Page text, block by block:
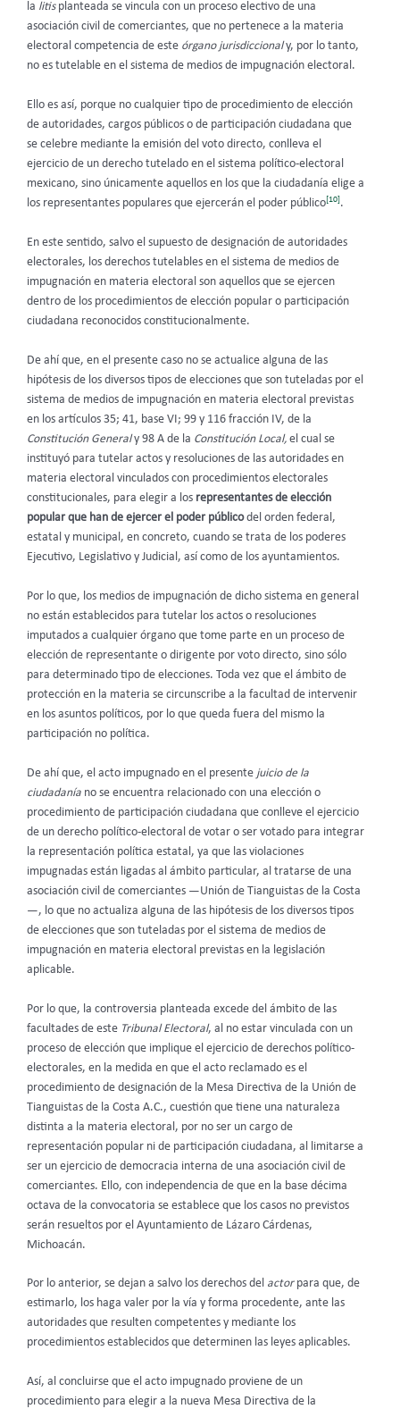
la litisplanteada se vincula con un proceso electivo de una
asociación civil de comerciantes, que no pertenece a la materia
electoral competencia de este órgano jurisdiccionaly, por lo tanto,
no es tutelable en el sistema de medios de impugnación electoral.
Ello es así, porque no cualquier tipo de procedimiento de elección
de autoridades, cargos públicos o de participación ciudadana que
se celebre mediante la emisión del voto directo, conlleva el
ejercicio de un derecho tutelado en el sistema político-electoral
mexicano, sino únicamente aquellos en los que la ciudadanía elige a
los representantes populares que ejercerán el poder público[10].
En este sentido, salvo el supuesto de designación de autoridades
electorales, los derechos tutelables en el sistema de medios de
impugnación en materia electoral son aquellos que se ejercen
dentro de los procedimientos de elección popular o participación
ciudadana reconocidos constitucionalmente.
De ahí que, en el presente caso no se actualice alguna de las
hipótesis de los diversos tipos de elecciones que son tuteladas por el
sistema de medios de impugnación en materia electoral previstas
en los artículos 35; 41, base VI; 99 y 116 fracción IV, de la
Constitución Generaly 98 A de la Constitución Local, el cual se
instituyó para tutelar actos y resoluciones de las autoridades en
materia electoral vinculados con procedimientos electorales
constitucionales, para elegir a los representantes de elección
popular que han de ejercer el poder públicodel orden federal,
estatal y municipal, en concreto, cuando se trata de los poderes
Ejecutivo, Legislativo y Judicial, así como de los ayuntamientos.
Por lo que, los medios de impugnación de dicho sistema en general
no están establecidos para tutelar los actos o resoluciones
imputados a cualquier órgano que tome parte en un proceso de
elección de representante o dirigente por voto directo, sino sólo
para determinado tipo de elecciones. Toda vez que el ámbito de
protección en la materia se circunscribe a la facultad de intervenir
en los asuntos políticos, por lo que queda fuera del mismo la
participación no política.
De ahí que, el acto impugnado en el presente juicio de la
ciudadanía no se encuentra relacionado con una elección o
procedimiento de participación ciudadana que conlleve el ejercicio
de un derecho político-electoral de votar o ser votado para integrar
la representación política estatal, ya que las violaciones
impugnadas están ligadas al ámbito particular, al tratarse de una
asociación civil de comerciantes —Unión de Tianguistas de la Costa
—, lo que no actualiza alguna de las hipótesis de los diversos tipos
de elecciones que son tuteladas por el sistema de medios de
impugnación en materia electoral previstas en la legislación
aplicable.
Por lo que, la controversia planteada excede del ámbito de las
facultades de este Tribunal Electoral, al no estar vinculada con un
proceso de elección que implique el ejercicio de derechos político-
electorales, en la medida en que el acto reclamado es el
procedimiento de designación de la Mesa Directiva de la Unión de
Tianguistas de la Costa A.C., cuestión que tiene una naturaleza
distinta a la materia electoral, por no ser un cargo de
representación popular ni de participación ciudadana, al limitarse a
ser un ejercicio de democracia interna de una asociación civil de
comerciantes. Ello, con independencia de que en la base décima
octava de la convocatoria se establece que los casos no previstos
serán resueltos por el Ayuntamiento de Lázaro Cárdenas,
Michoacán.
Por lo anterior, se dejan a salvo los derechos del actorpara que, de
estimarlo, los haga valer por la vía y forma procedente, ante las
autoridades que resulten competentes y mediante los
procedimientos establecidos que determinen las leyes aplicables.
Así, al concluirse que el acto impugnado proviene de un
procedimiento para elegir a la nueva Mesa Directiva de la